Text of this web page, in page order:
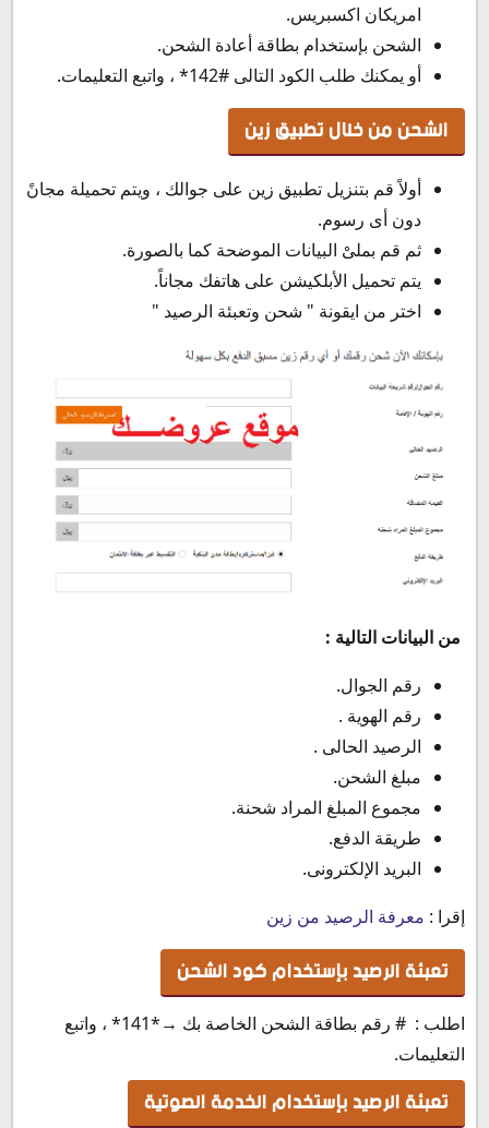
امريكان اكسبريس.
الشحن بإستخدام بطاقة أعادة الشحن.
أو يمكنك طلب الكود التالى #142* ، واتبع التعليمات.
الشحن من خلال تطبيق زين
أولاً قم بتنزيل تطبيق زين على جوالك ، ويتم تحميلة مجانً
دون أى رسوم.
ثم قم بملىْ البيانات الموضحة كما بالصورة.
يتم تحميل الأبلكيشن على هاتفك مجاناً.
اختر من ايقونة " شحن وتعبئة الرصيد "
من البيانات التالية :
رقم الجوال.
رقم الهوية .
الرصيد الحالى .
مبلغ الشحن.
مجموع المبلغ المراد شحنة.
طريقة الدفع.
البريد الإلكترونى.
إقرا : معرفة الرصيد من زين
تعبئة الرصيد بإستخدام كود الشحن
اطلب : # رقم بطاقة الشحن الخاصة بك →*141* ، واتبع
التعليمات.
تعبئة الرصيد بإستخدام الخدمة الصوتية